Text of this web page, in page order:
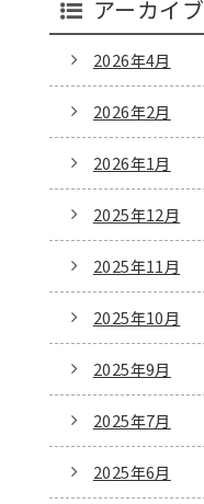
アーカイブ
2026年4月
2026年2月
2026年1月
2025年12月
2025年11月
2025年10月
2025年9月
2025年7月
2025年6月